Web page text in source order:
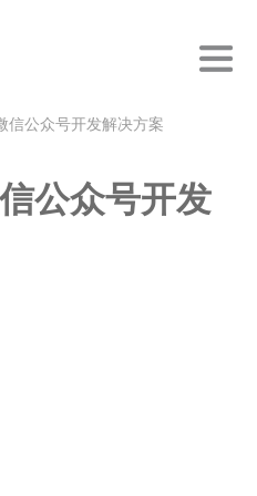
信公众号开发解决方案
公众号开发